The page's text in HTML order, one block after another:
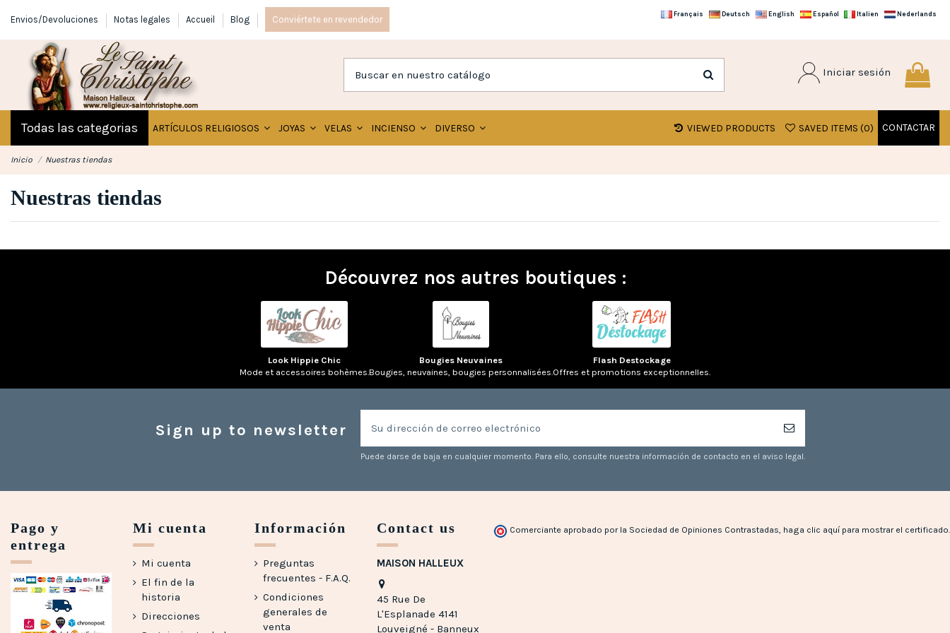
Envios/Devoluciones Notas legales Accueil Blog Conviértete en revendedor
Français Deutsch English Español Italien Nederlands
Iniciar sesión
Todas las categorias ARTÍCULOS RELIGIOSOS JOYAS VELAS INCIENSO DIVERSO CONTACTAR
SAVED ITEMS (0)
VIEWED PRODUCTS
Inicio Nuestras tiendas
Nuestras tiendas
Découvrez nos autres boutiques :
Look Hippie Chic
Mode et accessoires bohèmes.
Bougies Neuvaines
Bougies, neuvaines, bougies personnalisées.
Flash Destockage
Offres et promotions exceptionnelles.
Sign up to newsletter
Puede darse de baja en cualquier momento. Para ello, consulte nuestra información de contacto en el aviso legal.
Pago y
entrega
Mi cuenta
Mi cuenta
El fin de la
historia
Direcciones
Información
Preguntas
frecuentes - F.A.Q.
Condiciones
generales de
venta
Contact us
MAISON HALLEUX
45 Rue De
L'Esplanade 4141
Louveigné - Banneux
Comerciante aprobado por la Sociedad de Opiniones Contrastadas, haga clic aquí para mostrar el certificado.